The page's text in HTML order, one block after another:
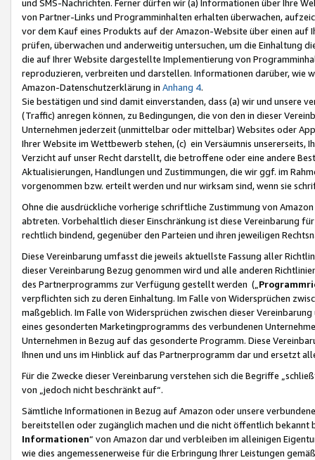
und SMS-Nachrichten. Ferner dürfen wir (a) Informationen über Ihre
von Partner-Links und Programminhalten erhalten überwachen,
vor dem Kauf eines Produkts auf der Amazon-Website über einen
prüfen, überwachen und anderweitig untersuchen, um die Einhaltung
die auf Ihrer Website dargestellte Implementierung von
reproduzieren, verbreiten und darstellen. Informationen darüber, wie
Amazon-Datenschutzerklärung in Anhang 4.
Sie bestätigen und sind damit einverstanden, dass (a) wir und
(Traffic) anregen können, zu Bedingungen, die von den in dieser
Unternehmen jederzeit (unmittelbar oder mittelbar) Websites oder
Ihrer Website im Wettbewerb stehen, (c) ein Versäumnis unsererseits,
Verzicht auf unser Recht darstellt, die betroffene oder eine andere
Aktualisierungen, Handlungen und Zustimmungen, die wir ggf. im
vorgenommen bzw. erteilt werden und nur wirksam sind, wenn sie
Ohne die ausdrückliche vorherige schriftliche Zustimmung von
abtreten. Vorbehaltlich dieser Einschränkung ist diese Vereinbarung
rechtlich bindend, gegenüber den Parteien und ihren jeweiligen
Diese Vereinbarung umfasst die jeweils aktuellste Fassung aller
dieser Vereinbarung Bezug genommen wird und alle anderen
des Partnerprogramms zur Verfügung gestellt werden („
verpflichten sich zu deren Einhaltung. Im Falle von Widersprüchen
maßgeblich. Im Falle von Widersprüchen zwischen dieser
eines gesonderten Marketingprogramms des verbundenen
Unternehmen in Bezug auf das gesonderte Programm. Diese
Ihnen und uns im Hinblick auf das Partnerprogramm dar und ersetzt
Für die Zwecke dieser Vereinbarung verstehen sich die Begriffe
von „jedoch nicht beschränkt auf“.
Sämtliche Informationen in Bezug auf Amazon oder unsere
bereitstellen oder zugänglich machen und die nicht öffentlich
Informationen“ von Amazon dar und verbleiben im alleinigen
wie dies angemessenerweise für die Erbringung Ihrer Leistungen